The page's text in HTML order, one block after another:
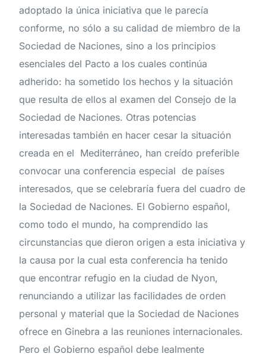
adoptado la única iniciativa que le parecía
conforme, no sólo a su calidad de miembro de la
Sociedad de Naciones, sino a los principios
esenciales del Pacto a los cuales continúa
adherido: ha sometido los hechos y la situación
que resulta de ellos al examen del Consejo de la
Sociedad de Naciones. Otras potencias
interesadas también en hacer cesar la situación
creada en el Mediterráneo, han creído preferible
convocar una conferencia especial de países
interesados, que se celebraría fuera del cuadro de
la Sociedad de Naciones. El Gobierno español,
como todo el mundo, ha comprendido las
circunstancias que dieron origen a esta iniciativa y
la causa por la cual esta conferencia ha tenido
que encontrar refugio en la ciudad de Nyon,
renunciando a utilizar las facilidades de orden
personal y material que la Sociedad de Naciones
ofrece en Ginebra a las reuniones internacionales.
Pero el Gobierno español debe lealmente